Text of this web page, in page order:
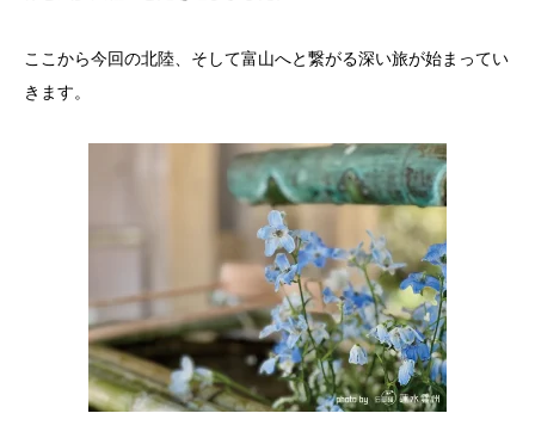
ここから今回の北陸、そして富山へと繋がる深い旅が始まってい
きます。